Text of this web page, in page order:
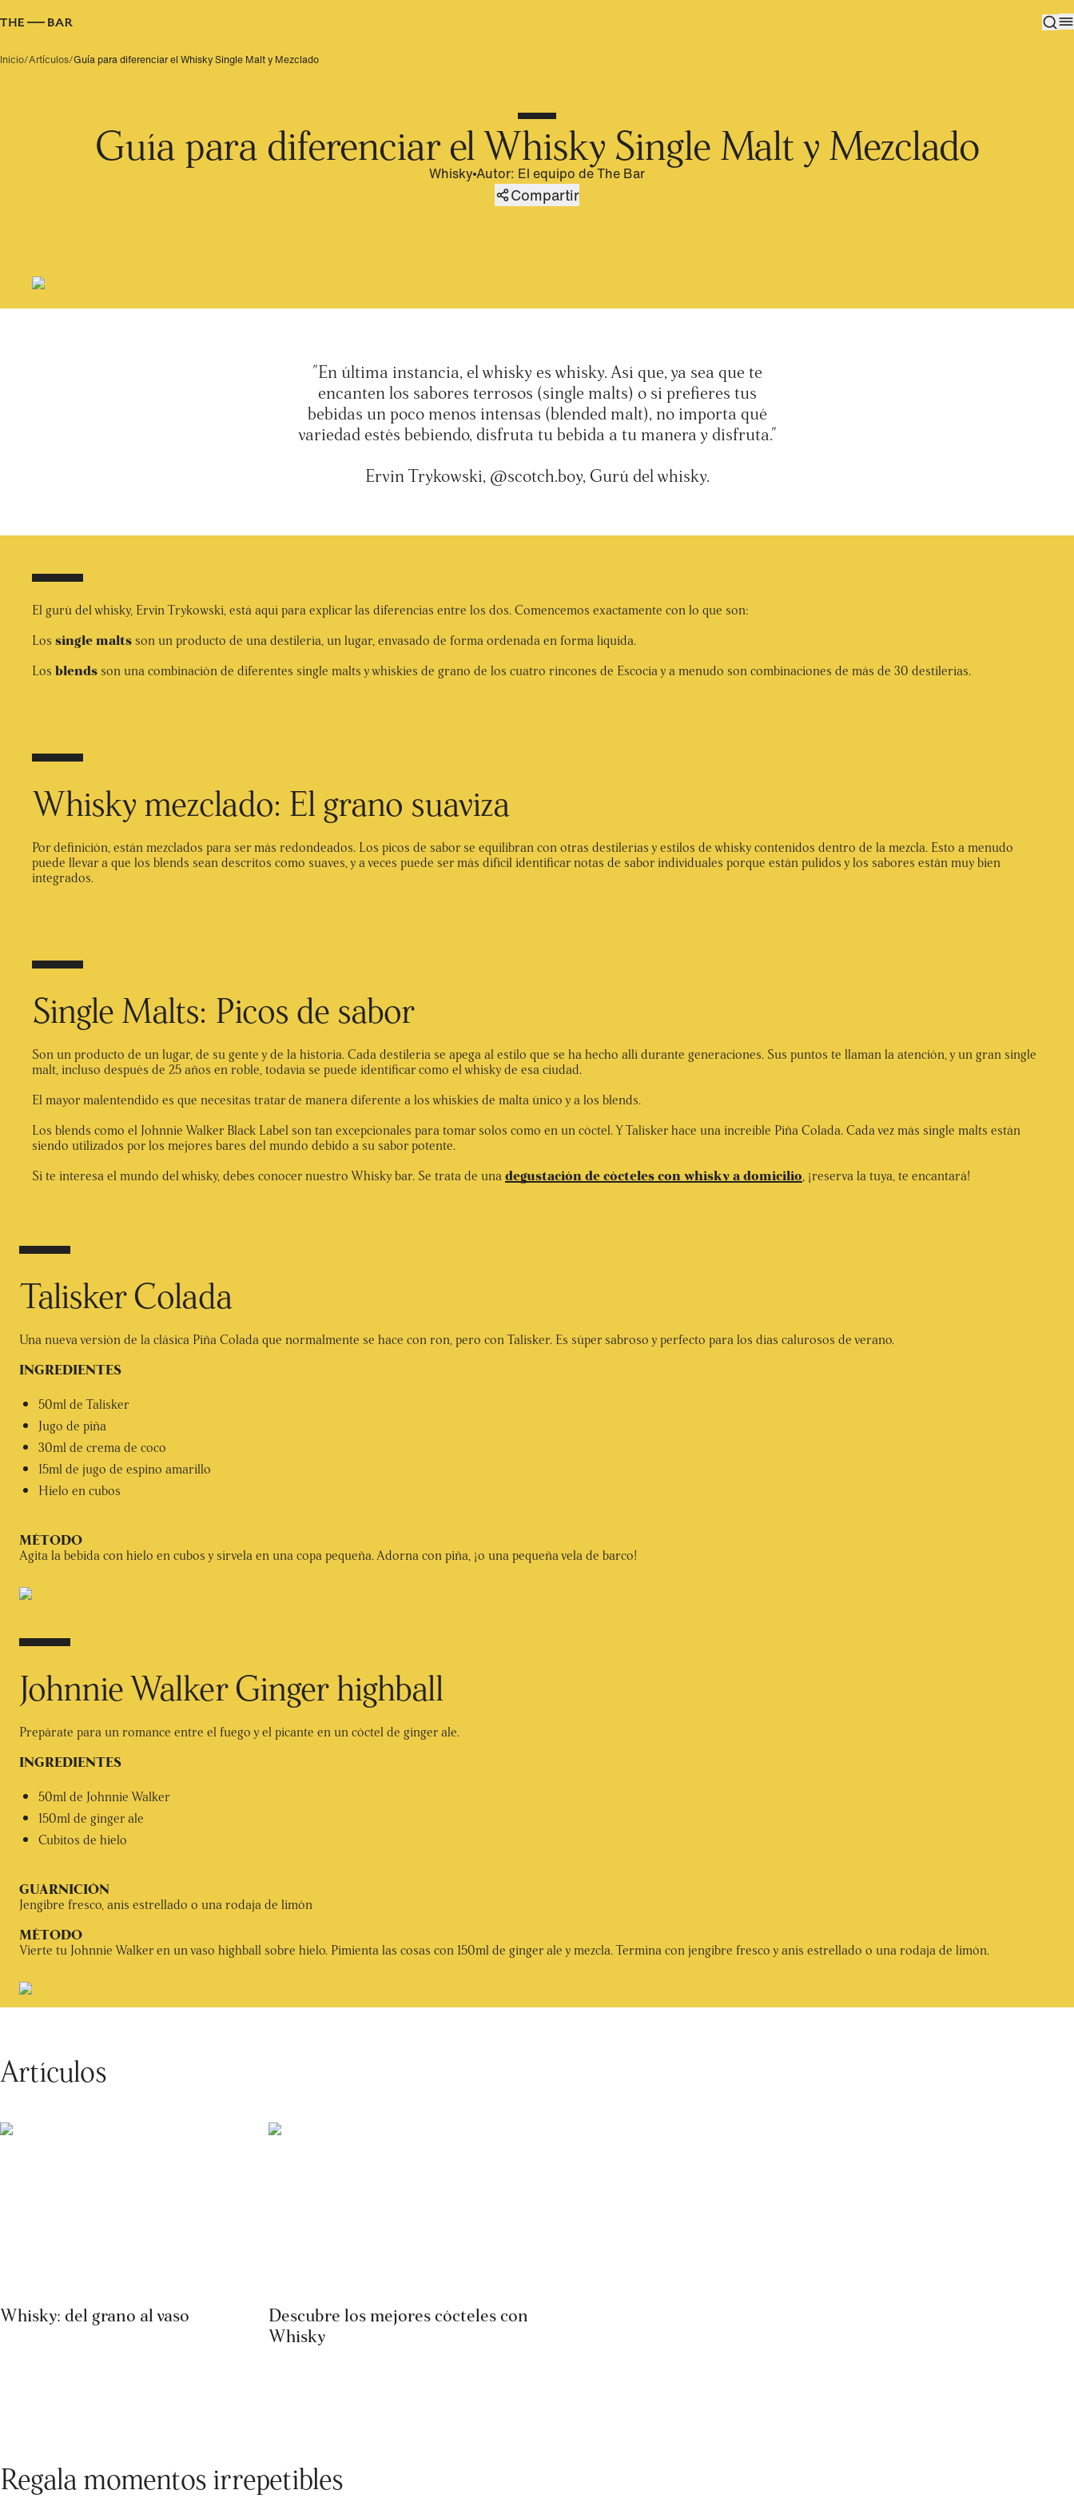
Inicio/Artículos/Guía para diferenciar el Whisky Single Malt y Mezclado
Guía para diferenciar el Whisky Single Malt y Mezclado
Whisky Autor: El equipo de The Bar
Compartir
"En última instancia, el whisky es whisky. Así que, ya sea que te
encanten los sabores terrosos (single malts) o si prefieres tus
bebidas un poco menos intensas (blended malt), no importa qué
variedad estés bebiendo, disfruta tu bebida a tu manera y disfruta."
Ervin Trykowski, @scotch.boy, Gurú del whisky.
El gurú del whisky, Ervin Trykowski, está aquí para explicar las diferencias entre los dos. Comencemos exactamente con lo que son:
Los single malts son un producto de una destilería, un lugar, envasado de forma ordenada en forma líquida.
Los blends son una combinación de diferentes single malts y whiskies de grano de los cuatro rincones de Escocia y a menudo son combinaciones de más de 30 destilerías.
Whisky mezclado: El grano suaviza
Por definición, están mezclados para ser más redondeados. Los picos de sabor se equilibran con otras destilerías y estilos de whisky contenidos dentro de la mezcla. Esto a menudo
puede llevar a que los blends sean descritos como suaves, y a veces puede ser más difícil identificar notas de sabor individuales porque están pulidos y los sabores están muy bien
integrados.
Single Malts: Picos de sabor
Son un producto de un lugar, de su gente y de la historia. Cada destilería se apega al estilo que se ha hecho allí durante generaciones. Sus puntos te llaman la atención, y un gran single
malt, incluso después de 25 años en roble, todavía se puede identificar como el whisky de esa ciudad.
El mayor malentendido es que necesitas tratar de manera diferente a los whiskies de malta único y a los blends.
Los blends como el Johnnie Walker Black Label son tan excepcionales para tomar solos como en un cóctel. Y Talisker hace una increíble Piña Colada. Cada vez más single malts están
siendo utilizados por los mejores bares del mundo debido a su sabor potente.
Si te interesa el mundo del whisky, debes conocer nuestro Whisky bar. Se trata de una degustación de cócteles con whisky a domicilio , ¡reserva la tuya, te encantará!
Talisker Colada
Una nueva versión de la clásica Piña Colada que normalmente se hace con ron, pero con Talisker. Es súper sabroso y perfecto para los días calurosos de verano.
INGREDIENTES
50ml de Talisker
Jugo de piña
30ml de crema de coco
15ml de jugo de espino amarillo
Hielo en cubos
Agita la bebida con hielo en cubos y sírvela en una copa pequeña. Adorna con piña, ¡o una pequeña vela de barco!
Johnnie Walker Ginger highball
Prepárate para un romance entre el fuego y el picante en un cóctel de ginger ale.
INGREDIENTES
50ml de Johnnie Walker
150ml de ginger ale
Cubitos de hielo
Jengibre fresco, anís estrellado o una rodaja de limón
Vierte tu Johnnie Walker en un vaso highball sobre hielo. Pimienta las cosas con 150ml de ginger ale y mezcla. Termina con jengibre fresco y anís estrellado o una rodaja de limón.
Artículos
Whisky: del grano al vaso
Descubre los mejores cócteles con
Whisky
Regala momentos irrepetibles
Suscríbase a nuestro boletín